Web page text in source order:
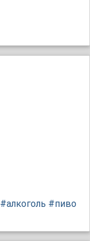
#алкоголь #пиво